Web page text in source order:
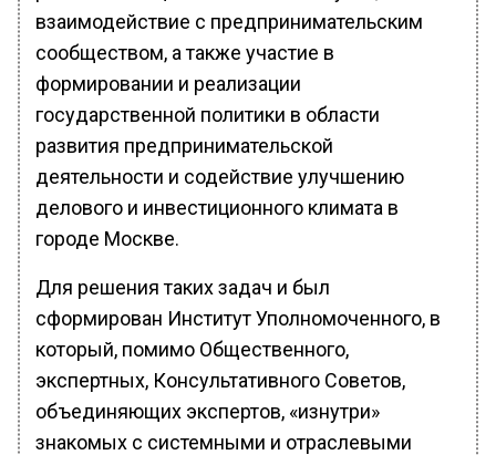
взаимодействие с предпринимательским
сообществом, а также участие в
формировании и реализации
государственной политики в области
развития предпринимательской
деятельности и содействие улучшению
делового и инвестиционного климата в
городе Москве.
Для решения таких задач и был
сформирован Институт Уполномоченного, в
который, помимо Общественного,
экспертных, Консультативного Советов,
объединяющих экспертов, «изнутри»
знакомых с системными и отраслевыми